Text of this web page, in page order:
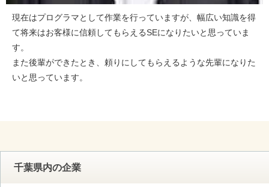
現在はプログラマとして作業を行っていますが、幅広い知識を得
て将来はお客様に信頼してもらえるSEになりたいと思っていま
す。
また後輩ができたとき、頼りにしてもらえるような先輩になりた
いと思っています。
千葉県内の企業